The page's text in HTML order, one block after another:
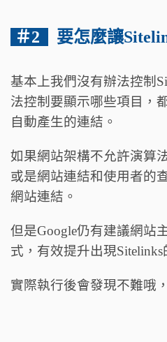
＃2 要怎麼讓
基本上我們沒有辦法控制
法控制要顯示哪些項目，
自動產生的連結。
如果網站架構不允許演算
或是網站連結和使用者的
網站連結。
但是Google仍有建議網站
式，有效提升出現Sitelinks
實際執行後會發現不難哦